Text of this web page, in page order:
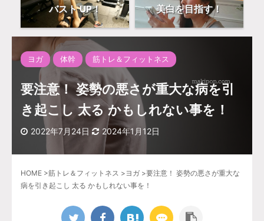
バスト UP！ 美白を目指す！
ヨガ 体幹 筋トレ＆フィットネス
要注意！ 姿勢の悪さが重大な病を引
き起こし 太る かもしれない事を！
2022年7月24日 2024年1月12日
HOME >筋トレ＆フィットネス > ヨガ >要注意！ 姿勢の悪さが重大な
病を引き起こし 太る かもしれない事を！